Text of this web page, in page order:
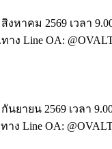
าคม 2569 เวลา
ง Line OA:
ายน 2569 เวลา
ง Line OA: